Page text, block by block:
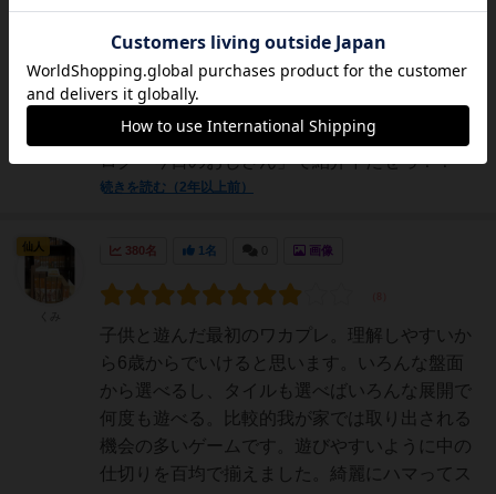
っていく。ワーカーをマスに置くと、その周囲
８マスから効果を得られる。ゲームが進むごと
に、たくさんのアクションができるようになる
ぞ。さあ、買うべきか、買わざるべきかっ？ブ
ログ「今日のおじさん」で紹介中だぜっ！！
続きを読む（2年以上前）
380名 1名 画像
子供と遊んだ最初のワカプレ。理解しやすいか
ら6歳からでいけると思います。いろんな盤面
から選べるし、タイルも選べばいろんな展開で
何度も遊べる。比較的我が家では取り出される
機会の多いゲームです。遊びやすいように中の
仕切りを百均で揃えました。綺麗にハマってス
仙人